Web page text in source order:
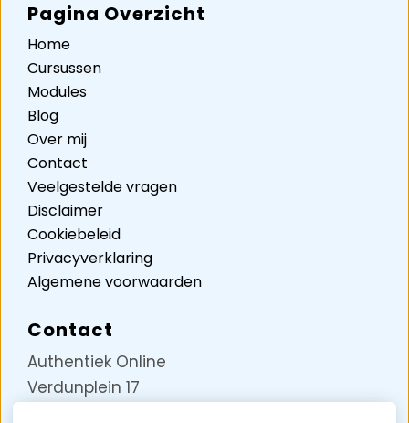
Pagina Overzicht
Home
Cursussen
Modules
Blog
Over mij
Contact
Veelgestelde vragen
Disclaimer
Cookiebeleid
Privacyverklaring
Algemene voorwaarden
Contact
Authentiek Online
Verdunplein 17